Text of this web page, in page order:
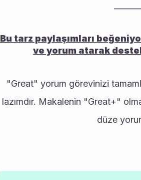
Bu tarz paylaşımları
ve yorum atarak
"Great" yorum görevinizi
lazımdır. Makalenin "Great+"
düze